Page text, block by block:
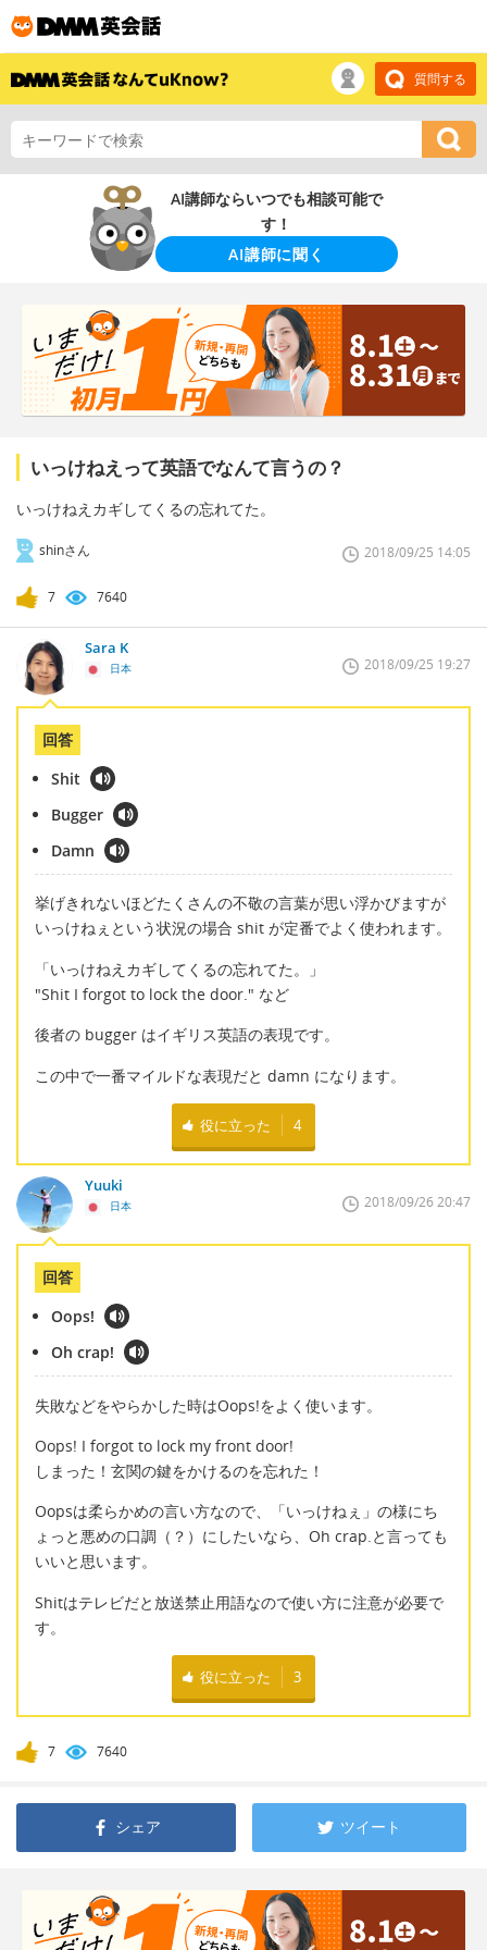
質問する
AI講師ならいつでも相談可能で
す！
AI講師に聞く
いっけねえって英語でなんて言うの？
いっけねえカギしてくるの忘れてた。
shinさん 2018/09/25 14:05
7 7640
Sara K
日本 2018/09/25 19:27
回答
Shit
Bugger
Damn
挙げきれないほどたくさんの不敬の言葉が思い浮かびますが
いっけねぇという状況の場合 shit が定番でよく使われます。
「いっけねえカギしてくるの忘れてた。」
"Shit I forgot to lock the door." など
後者の bugger はイギリス英語の表現です。
この中で一番マイルドな表現だと damn になります。
役に立った 4
Yuuki
日本 2018/09/26 20:47
回答
Oops!
Oh crap!
失敗などをやらかした時はOops!をよく使います。
Oops! I forgot to lock my front door!
しまった！玄関の鍵をかけるのを忘れた！
Oopsは柔らかめの言い方なので、「いっけねぇ」の様にち
ょっと悪めの口調（？）にしたいなら、Oh crap.と言っても
いいと思います。
Shitはテレビだと放送禁止用語なので使い方に注意が必要で
す。
役に立った 3
7 7640
シェア ツイート